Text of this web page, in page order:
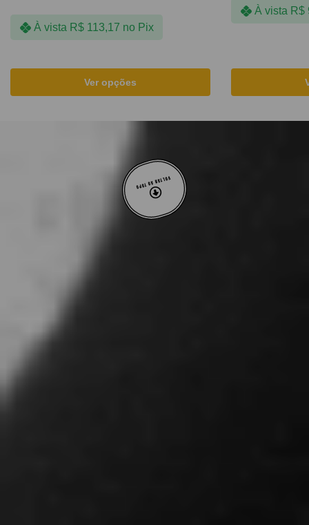
À vista R$113,17 no Pix
Ver opções
À vista R$
VOLTAR AO TOPO